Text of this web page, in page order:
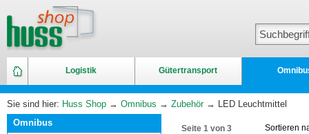
Logistik Gütertransport
Sie sind hier: Huss Shop → Omnibus → Zubehör→ LED Leuchtmittel
Omnibus
Seite 1 von 3 Sortieren